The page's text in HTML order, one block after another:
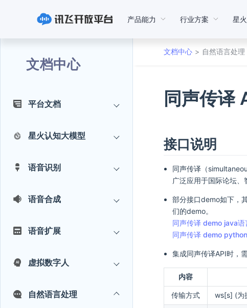
产品能力 行业方案 星
文档中心
平台文档
星火认知大模型
语音识别
语音合成
语音扩展
虚拟数字人
自然语言处理
文档中心 自然语言处理
同声传译
接口说明
同声传译（
广泛应用于国际论坛、
部分接口demo如下，
们的demo。
同声传译 demo java语
同声传译 demo
集成同声传译API时，
内容
传输方式 ws[s] (为